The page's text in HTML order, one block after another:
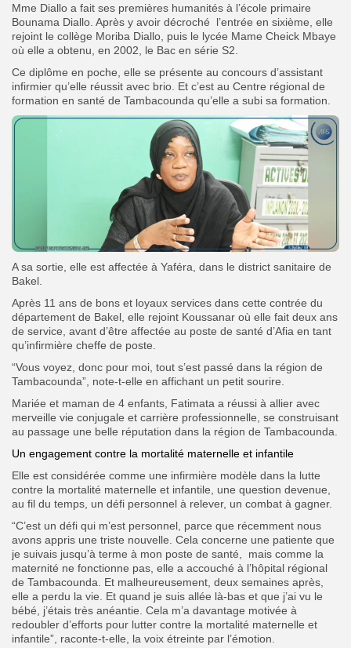
Mme Diallo a fait ses premières humanités à l’école primaire
Bounama Diallo. Après y avoir décroché l’entrée en sixième, elle
rejoint le collège Moriba Diallo, puis le lycée Mame Cheick Mbaye
où elle a obtenu, en 2002, le Bac en série S2.
Ce diplôme en poche, elle se présente au concours d’assistant
infirmier qu’elle réussit avec brio. Et c’est au Centre régional de
formation en santé de Tambacounda qu’elle a subi sa formation.
A sa sortie, elle est affectée à Yaféra, dans le district sanitaire de
Bakel.
Après 11 ans de bons et loyaux services dans cette contrée du
département de Bakel, elle rejoint Koussanar où elle fait deux ans
de service, avant d’être affectée au poste de santé d’Afia en tant
qu’infirmière cheffe de poste.
“Vous voyez, donc pour moi, tout s’est passé dans la région de
Tambacounda”, note-t-elle en affichant un petit sourire.
Mariée et maman de 4 enfants, Fatimata a réussi à allier avec
merveille vie conjugale et carrière professionnelle, se construisant
au passage une belle réputation dans la région de Tambacounda.
Un engagement contre la mortalité maternelle et infantile
Elle est considérée comme une infirmière modèle dans la lutte
contre la mortalité maternelle et infantile, une question devenue,
au fil du temps, un défi personnel à relever, un combat à gagner.
“C’est un défi qui m’est personnel, parce que récemment nous
avons appris une triste nouvelle. Cela concerne une patiente que
je suivais jusqu’à terme à mon poste de santé, mais comme la
maternité ne fonctionne pas, elle a accouché à l’hôpital régional
de Tambacounda. Et malheureusement, deux semaines après,
elle a perdu la vie. Et quand je suis allée là-bas et que j’ai vu le
bébé, j’étais très anéantie. Cela m’a davantage motivée à
redoubler d’efforts pour lutter contre la mortalité maternelle et
infantile”, raconte-t-elle, la voix étreinte par l’émotion.